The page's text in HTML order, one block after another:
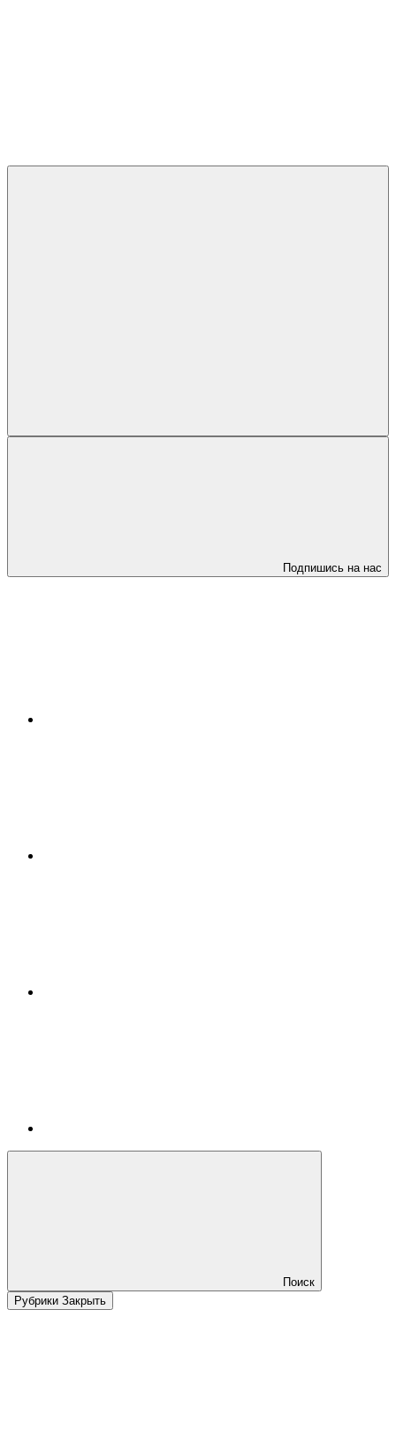
Подпишись на нас
Поиск
Рубрики Закрыть